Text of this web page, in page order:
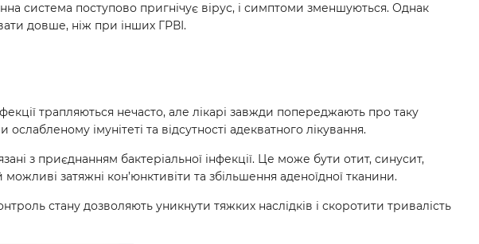
система поступово пригнічує вірус, і симптоми зменшуються. Однак
довше, ніж при інших ГРВІ.
трапляються нечасто, але лікарі завжди попереджають про таку
імунітеті та відсутності адекватного лікування.
з приєднанням бактеріальної інфекції. Це може бути отит, синусит,
можливі затяжні кон’юнктивіти та збільшення аденоїдної тканини.
стану дозволяють уникнути тяжких наслідків і скоротити тривалість